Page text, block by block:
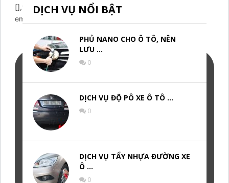
DỊCH VỤ NỔI BẬT
PHỦ NANO CHO Ô TÔ, NÊN
LƯU …
0
DỊCH VỤ ĐỘ PÔ XE Ô TÔ …
0
DỊCH VỤ TẨY NHỰA ĐƯỜNG XE
Ô …
0
[],value:"1",},}},email:{id:'email',header:{content:"Write a
email to us!",layout:"text",},icon:'